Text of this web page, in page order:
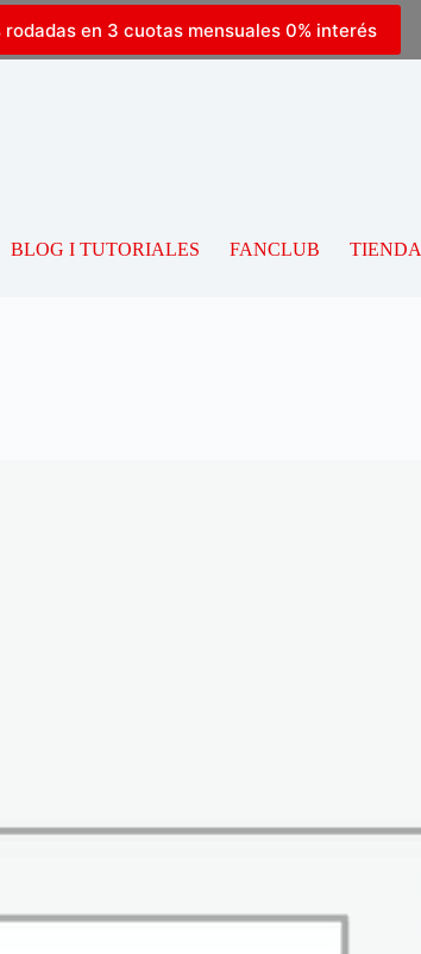
en 3 cuotas mensuales 0% interés
BLOG I TUTORIALES FANCLUB TIENDA